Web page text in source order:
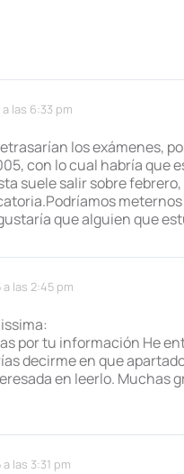
las 6:33 pm
los exámenes,
con lo cual habría que
suele salir sobre
que alguien que
las 2:45 pm
por tu información He
decirme en que
en leerlo. Muchas
las 3:31 pm